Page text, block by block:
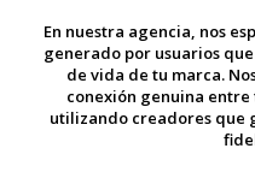
En nuestra agencia, nos
generado por usuarios
de vida de tu marca.
conexión genuina entre
utilizando creadores que